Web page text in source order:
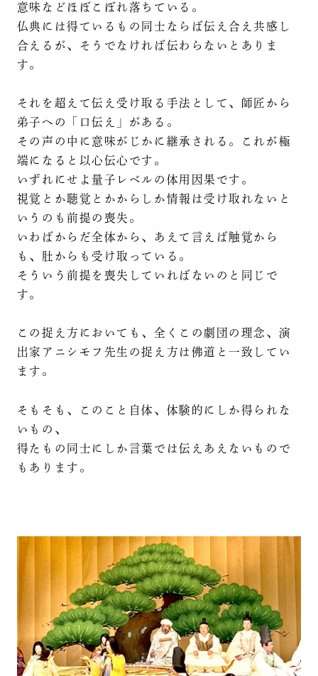
意味などほぼこぼれ落ちている。
仏典には得ているもの同士ならば伝え合え共感し
合えるが、そうでなければ伝わらないとありま
す。
それを超えて伝え受け取る手法として、師匠から
弟子への「口伝え」がある。
その声の中に意味がじかに継承される。これが極
端になると以心伝心です。
いずれにせよ量子レベルの体用因果です。
視覚とか聴覚とかからしか情報は受け取れないと
いうのも前提の喪失。
いわばからだ全体から、あえて言えば触覚から
も、肚からも受け取っている。
そういう前提を喪失していればないのと同じで
す。
この捉え方においても、全くこの劇団の理念、演
出家アニシモフ先生の捉え方は佛道と一致してい
ます。
そもそも、このこと自体、体験的にしか得られな
いもの、
得たもの同士にしか言葉では伝えあえないもので
もあります。